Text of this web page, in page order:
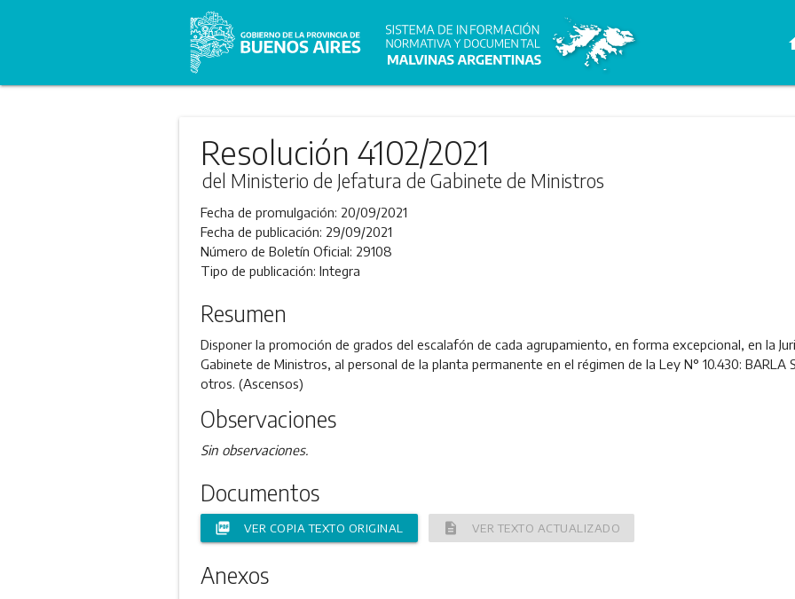
Resolución 4102/2021
del Ministerio de Jefatura de Gabinete de Ministros
Fecha de promulgación: 20/09/2021
Fecha de publicación: 29/09/2021
Número de Boletín Oficial: 29108
Tipo de publicación: Integra
Resumen
Disponer la promoción de grados del escalafón de cada agrupamiento, en forma excepcional, en la
Gabinete de Ministros, al personal de la planta permanente en el régimen de la Ley N° 10.430: BARLA
otros. (Ascensos)
Observaciones
Sin observaciones.
Documentos
picture_as_pdf VER COPIA TEXTO ORIGINAL description VER TEXTO ACTUALIZADO
Anexos